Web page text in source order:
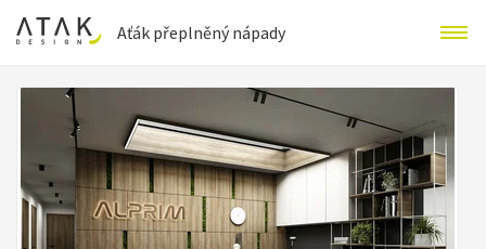
Aťák přeplněný nápady